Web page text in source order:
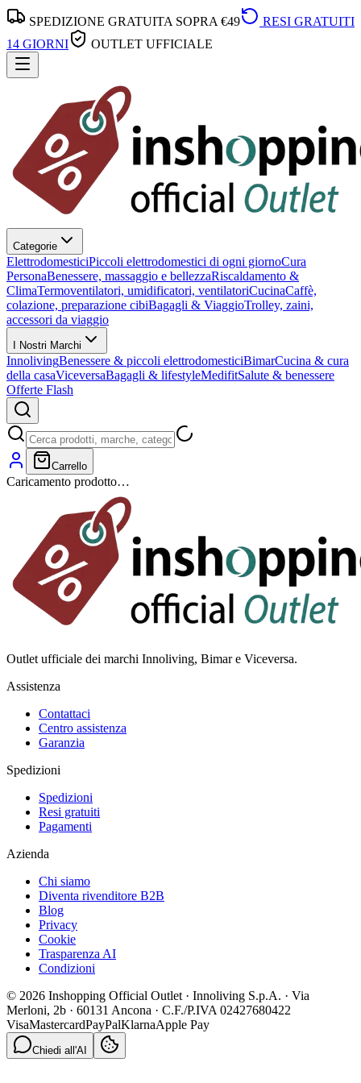
SPEDIZIONE GRATUITA SOPRA €49
RESI GRATUITI
14 GIORNI
OUTLET UFFICIALE
Categorie
ElettrodomesticiPiccoli elettrodomestici di ogni giornoCura
PersonaBenessere, massaggio e bellezzaRiscaldamento &
ClimaTermoventilatori, umidificatori, ventilatoriCucinaCaffè,
colazione, preparazione cibiBagagli & ViaggioTrolley, zaini,
accessori da viaggio
I Nostri Marchi
InnolivingBenessere & piccoli elettrodomesticiBimarCucina & cura
della casaViceversaBagagli & lifestyleMedifitSalute & benessere
Offerte Flash
Carrello
Caricamento prodotto…
Outlet ufficiale dei marchi Innoliving, Bimar e Viceversa.
Assistenza
Contattaci
Centro assistenza
Garanzia
Spedizioni
Spedizioni
Resi gratuiti
Pagamenti
Azienda
Chi siamo
Diventa rivenditore B2B
Blog
Privacy
Cookie
Trasparenza AI
Condizioni
© 2026 Inshopping Official Outlet · Innoliving S.p.A. · Via
Merloni, 2b · 60131 Ancona · C.F./P.IVA 02427680422
VisaMastercardPayPalKlarnaApple Pay
Chiedi all'AI